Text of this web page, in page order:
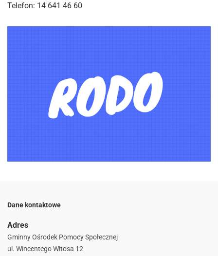
Telefon: 14 641 46 60
Dane kontaktowe
Adres
Gminny Ośrodek Pomocy Społecznej
ul. Wincentego Witosa 12